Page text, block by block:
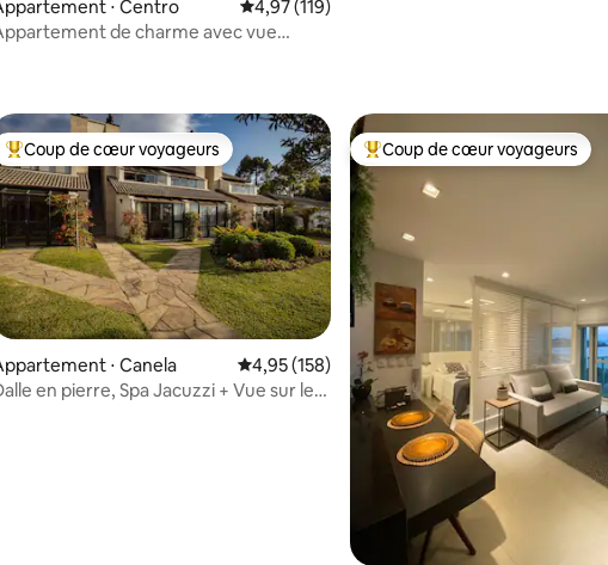
⋅ Centro Évaluation moyenne sur la base de 119
4,97 (119)
de charme avec vue
sur la base de 107 commentaires : 4,97 sur 5
Coups de cœur voyageurs les plus appréciés
Coup de cœur voyageurs
⋅ Canela Évaluation moyenne sur la base de 158
4,95 (158)
en pierre, Spa Jacuzzi + Vue sur le
Coups de cœur voyageurs les
Coup de cœur voyageurs